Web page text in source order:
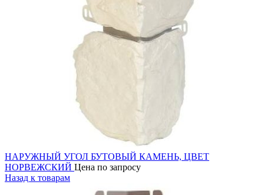
НАРУЖНЫЙ УГОЛ БУТОВЫЙ КАМЕНЬ, ЦВЕТ
НОРВЕЖСКИЙ Цена по запросу
Назад к товарам